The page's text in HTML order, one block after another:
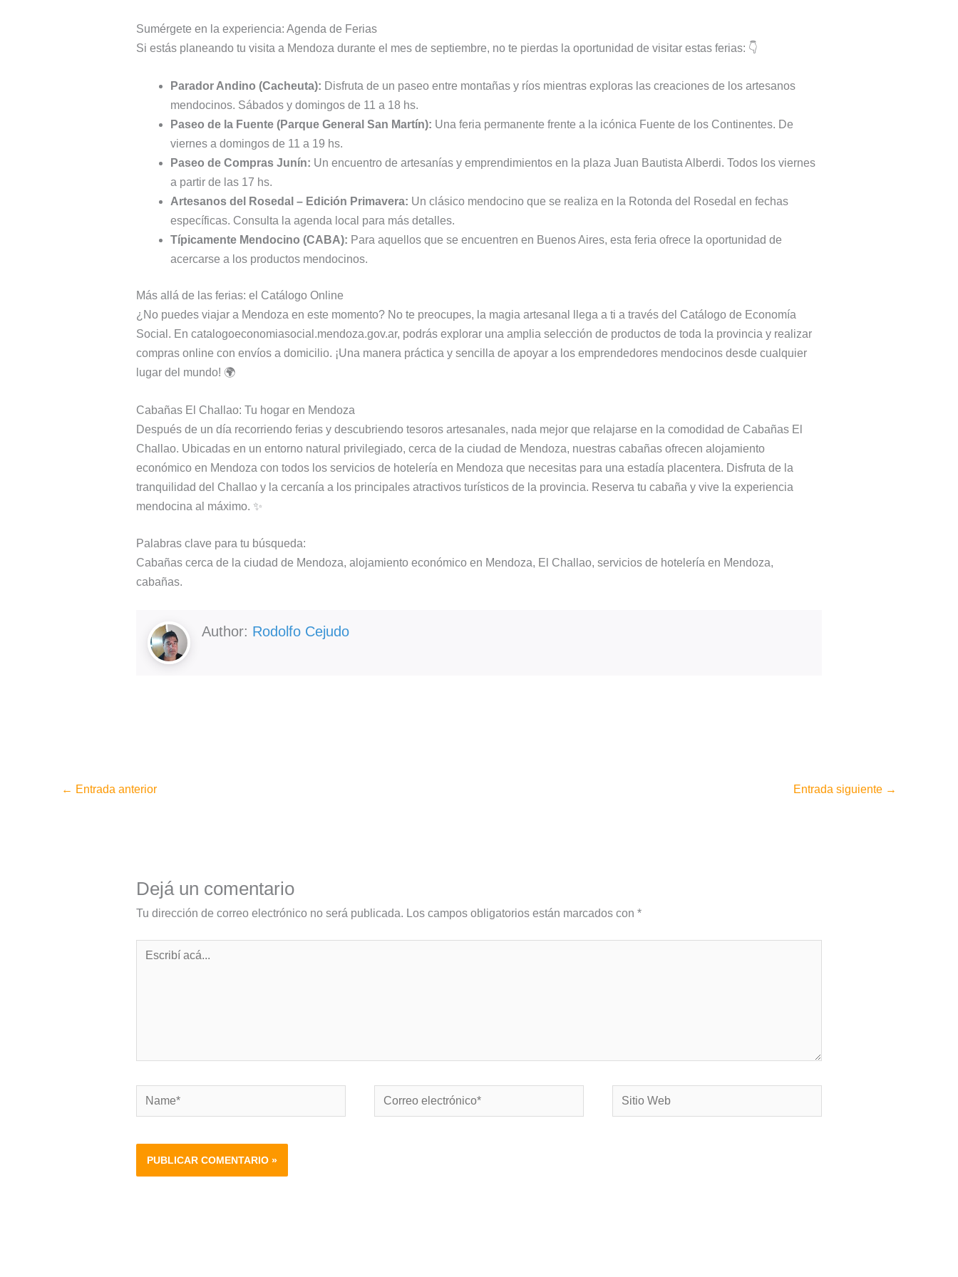
Sumérgete en la experiencia: Agenda de Ferias
Si estás planeando tu visita a Mendoza durante el mes de septiembre, no te pierdas la oportunidad de visitar estas ferias: 👇
Parador Andino (Cacheuta): Disfruta de un paseo entre montañas y ríos mientras exploras las creaciones de los artesanos
mendocinos. Sábados y domingos de 11 a 18 hs.
Paseo de la Fuente (Parque General San Martín): Una feria permanente frente a la icónica Fuente de los Continentes. De
viernes a domingos de 11 a 19 hs.
Paseo de Compras Junín: Un encuentro de artesanías y emprendimientos en la plaza Juan Bautista Alberdi. Todos los viernes
a partir de las 17 hs.
Artesanos del Rosedal – Edición Primavera: Un clásico mendocino que se realiza en la Rotonda del Rosedal en fechas
específicas. Consulta la agenda local para más detalles.
Típicamente Mendocino (CABA): Para aquellos que se encuentren en Buenos Aires, esta feria ofrece la oportunidad de
acercarse a los productos mendocinos.
Más allá de las ferias: el Catálogo Online
¿No puedes viajar a Mendoza en este momento? No te preocupes, la magia artesanal llega a ti a través del Catálogo de Economía
Social. En catalogoeconomiasocial.mendoza.gov.ar, podrás explorar una amplia selección de productos de toda la provincia y realizar
compras online con envíos a domicilio. ¡Una manera práctica y sencilla de apoyar a los emprendedores mendocinos desde cualquier
lugar del mundo! 🌍
Cabañas El Challao: Tu hogar en Mendoza
Después de un día recorriendo ferias y descubriendo tesoros artesanales, nada mejor que relajarse en la comodidad de Cabañas El
Challao. Ubicadas en un entorno natural privilegiado, cerca de la ciudad de Mendoza, nuestras cabañas ofrecen alojamiento
económico en Mendoza con todos los servicios de hotelería en Mendoza que necesitas para una estadía placentera. Disfruta de la
tranquilidad del Challao y la cercanía a los principales atractivos turísticos de la provincia. Reserva tu cabaña y vive la experiencia
mendocina al máximo. ✨
Palabras clave para tu búsqueda:
Cabañas cerca de la ciudad de Mendoza, alojamiento económico en Mendoza, El Challao, servicios de hotelería en Mendoza,
cabañas.
Author: Rodolfo Cejudo
← Entrada anterior Entrada siguiente →
Dejá un comentario
Tu dirección de correo electrónico no será publicada. Los campos obligatorios están marcados con *
Escribí
Name*
Correo
electrónico*
Sitio
Web